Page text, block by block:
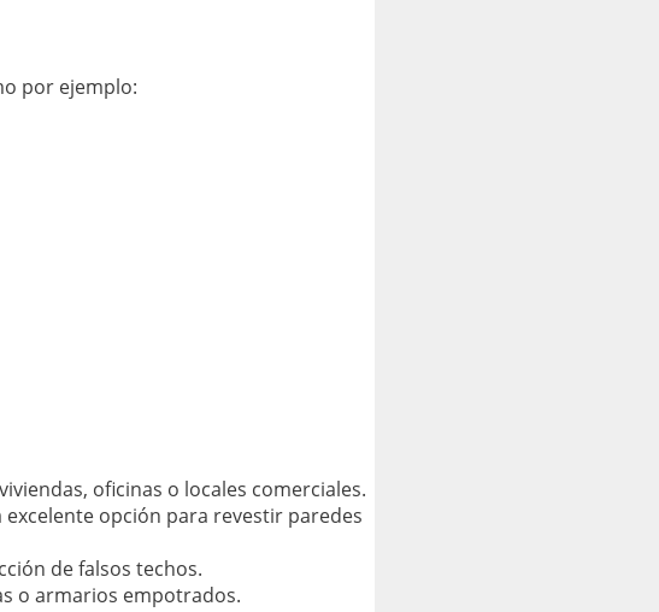
por ejemplo:
oficinas o locales comerciales.
opción para revestir paredes
de falsos techos.
o armarios empotrados.